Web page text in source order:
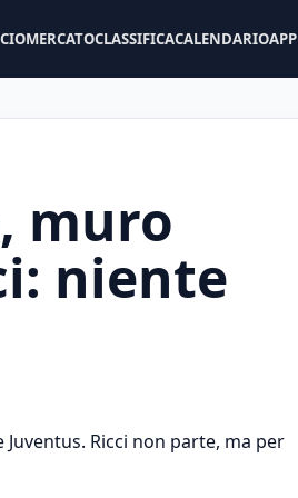
CLASSIFICACALENDARIOAPP
muro
niente
Ricci non parte, ma per